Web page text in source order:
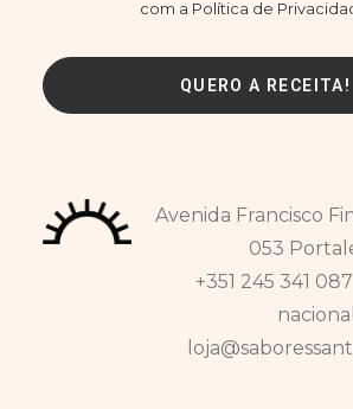
com a Política de
Avenida Francisco
053
+351 245 341